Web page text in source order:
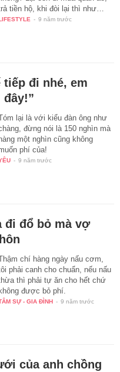
tiền hộ, khi đòi lại thì như…
- 9 năm trước
đi nhé, em
lại là với kiểu đàn ông như
đừng nói là 150 nghìn mà
một nghìn cũng không
phí của!
- 9 năm trước
đi đổ bỏ mà vợ
chí hàng ngày nấu cơm,
phải canh cho chuẩn, nếu nấu
thì phải tự ăn cho hết chứ
được bỏ phí.
SỰ - GIA ĐÌNH - 9 năm trước
của anh chồng